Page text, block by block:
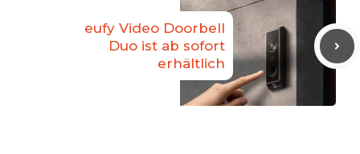
eufy Video Doorbell
Duo ist ab sofort
erhältlich